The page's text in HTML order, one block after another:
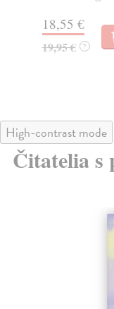
High-contrast mode
Čitatelia s